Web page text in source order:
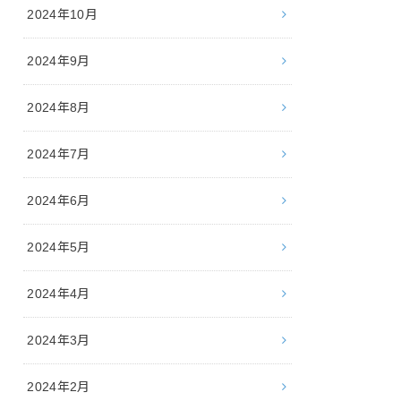
2024年10月
2024年9月
2024年8月
2024年7月
2024年6月
2024年5月
2024年4月
2024年3月
2024年2月